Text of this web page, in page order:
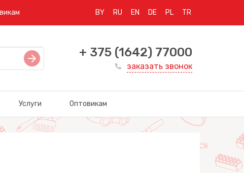
BY RU EN DE PL TR
+ 375 (1642) 77000
заказать звонок
Услуги Оптовикам